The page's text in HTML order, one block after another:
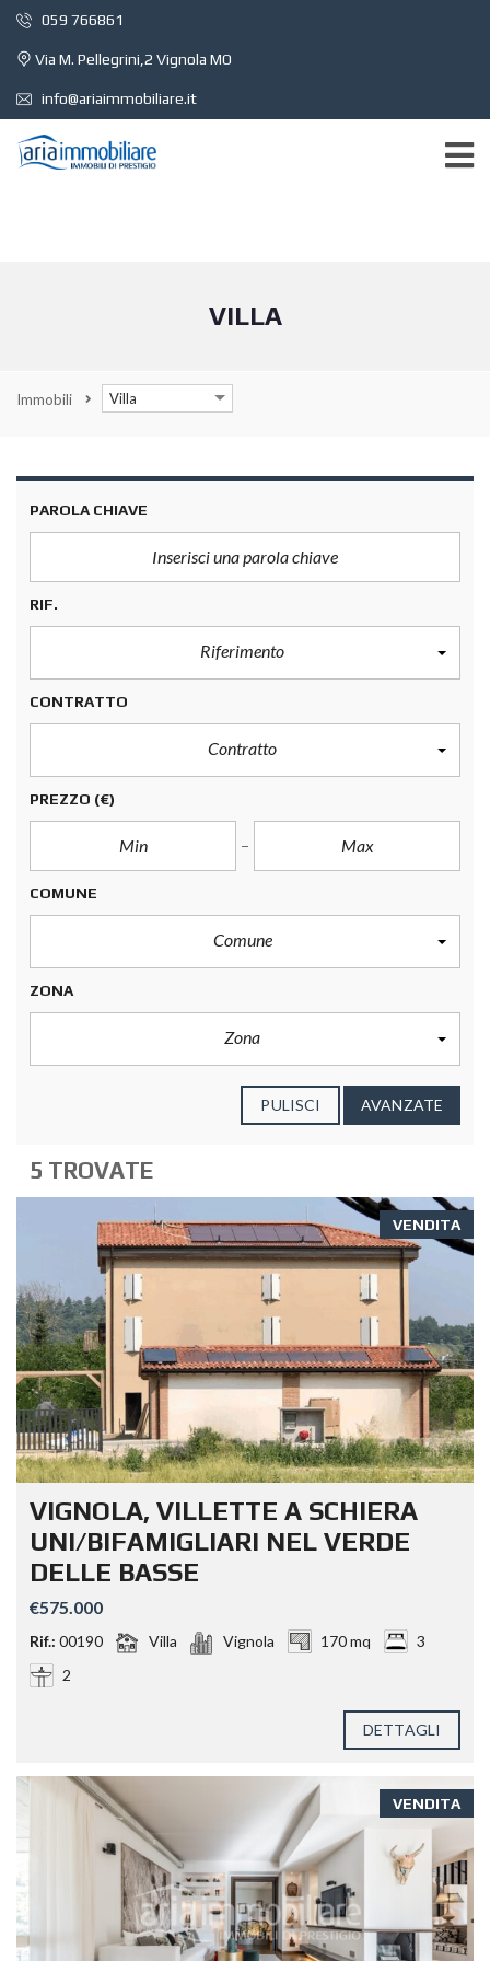
059 766861
Via M. Pellegrini,2 Vignola MO
info@ariaimmobiliare.it
VILLA
Immobili Villa
PAROLA CHIAVE
RIF.
Riferimento
CONTRATTO
Contratto
PREZZO (€)
COMUNE
Comune
ZONA
Zona
PULISCI AVANZATE
5 TROVATE
VENDITA
VIGNOLA, VILLETTE A SCHIERA
UNI/BIFAMIGLIARI NEL VERDE
DELLE BASSE
€575.000
Rif.: 00190 Villa Vignola 170 mq
3
2
DETTAGLI
VENDITA